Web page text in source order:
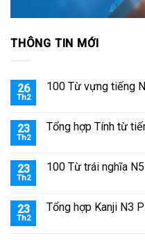
THÔNG TIN MỚI
26
Th2
100 Từ vựng tiếng
23
Th2
Tổng hợp Tính từ
23
Th2
100 Từ trái nghĩa
23
Th2
Tổng hợp Kanji N3